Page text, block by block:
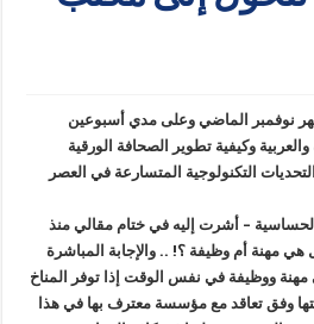
نوفمبر الماضي وعلى مدي أسبوعين
وكيفية تطوير الصحافة الورقية
التكنولوجية المتسارعة في العصر
– أشرت إليه في ختام مقالي منذ
مهنة أم وظيفة ؟! .. والإجابة المباشرة
مهنة ووظيفة في نفس الوقت إذا توفر المناخ
وفق تعاقد مع مؤسسة معترف بها في هذا